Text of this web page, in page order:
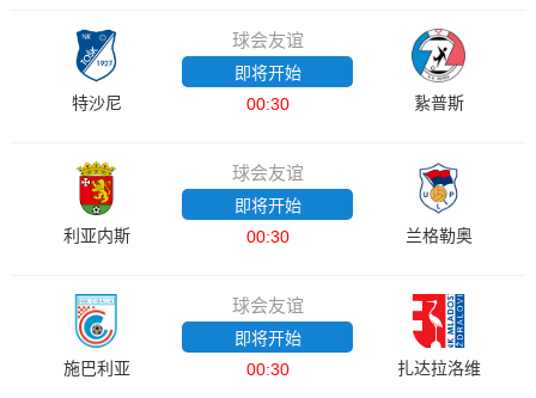
特沙尼
球会友谊
即将开始
00:30
紥普斯
利亚内斯
球会友谊
即将开始
00:30
兰格勒奥
施巴利亚
球会友谊
即将开始
00:30
扎达拉洛维